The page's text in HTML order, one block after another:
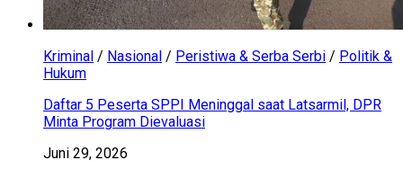
Kriminal / Nasional / Peristiwa & Serba Serbi / Politik &
Hukum
Daftar 5 Peserta SPPI Meninggal saat Latsarmil, DPR
Minta Program Dievaluasi
Juni 29, 2026